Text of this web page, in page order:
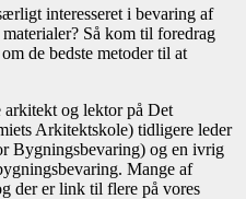
interesseret i bevaring af
Så kom til foredrag
de bedste metoder til at
arkitekt og lektor på Det
Arkitektskole) tidligere leder
Bygningsbevaring) og en ivrig
Mange af
der er link til flere på vores